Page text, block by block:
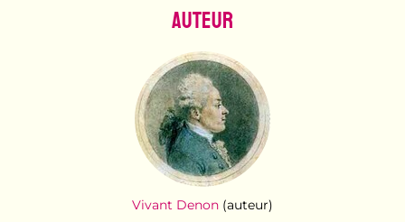
Auteur
Vivant Denon (auteur)